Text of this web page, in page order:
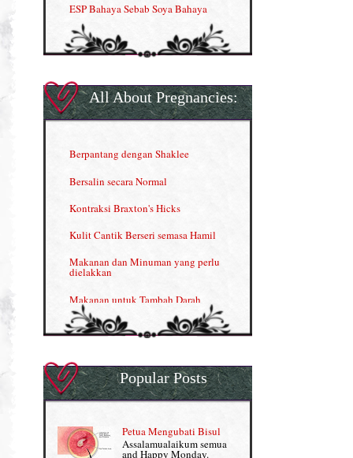
ESP Bahaya Sebab Soya Bahaya
ESP Produk Shaklee Paling HOT
Gla Complex (II)
Herbal Blend the Magic Cream
Nutrisi untuk Ikhtiar Hamil
OMEGA GUARD
Omega Guard: EPA & DHA for kids
OSTEMATRIX
Pantang Larang dalam Pengambilan
Vitamin
Penjagaan Rambut: Prosante Hair Care
Persediaan Haji & Umrah
All About Pregnancies:
Berpantang dengan Shaklee
Bersalin secara Normal
Kontraksi Braxton's Hicks
Kulit Cantik Berseri semasa Hamil
Makanan dan Minuman yang perlu
dielakkan
Makanan untuk Tambah Darah
Masalah HB rendah?
Normal VS Czer
Pemakanan Semasa Hamil
Penyusuan Bayi
Popular Posts
Petua Mengubati Bisul
Assalamualaikum semua
and Happy Monday.